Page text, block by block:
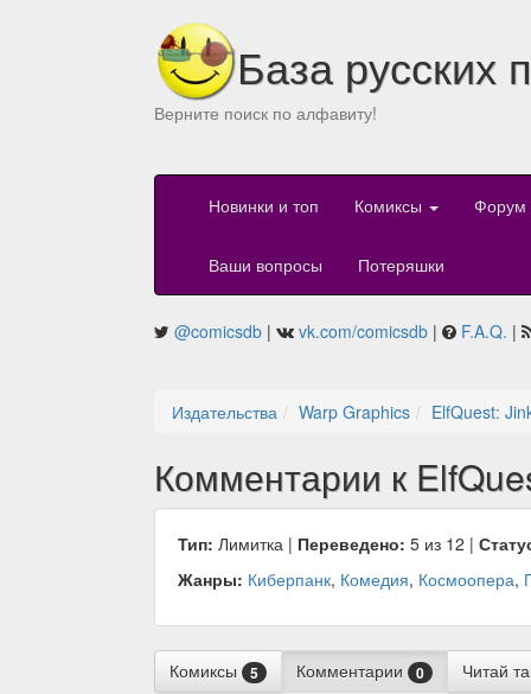
База русских
Верните поиск по алфавиту!
Новинки и топ Комиксы Форум
Ваши вопросы Потеряшки
@comicsdb | vk.com/comicsdb | F.A.Q. |
Издательства Warp Graphics ElfQuest:
Комментарии к
Тип: Лимитка | Переведено: 5 из 12 |
Жанры: Киберпанк, Комедия, Космоопера,
Комиксы 5 Комментарии 0 Читай